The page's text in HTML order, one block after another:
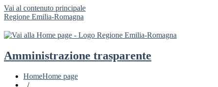
Vai al contenuto principale
Regione Emilia-Romagna
Amministrazione trasparente
HomeHome page
/